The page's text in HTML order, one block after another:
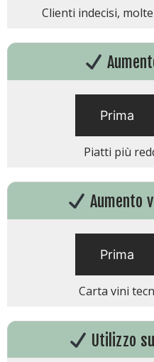
Clienti indecisi,
Prima
Piatti più
Aumento
Prima
Carta vini
Utilizzo